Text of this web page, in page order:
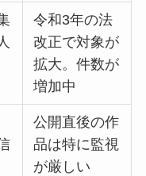
令和3年の法
改正で対象が
拡大。件数が
増加中
公開直後の作
品は特に監視
が厳しい